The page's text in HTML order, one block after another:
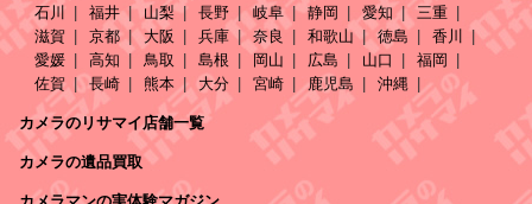
石川
福井 山梨 長野 岐阜 静岡 愛知
三重
滋賀
京都 大阪 兵庫 奈良 和歌山 徳島
香川
愛媛
高知 鳥取 島根 岡山 広島 山口
福岡
佐賀
長崎 熊本 大分 宮崎 鹿児島 沖縄
カメラのリサマイ店舗一覧
カメラの遺品買取